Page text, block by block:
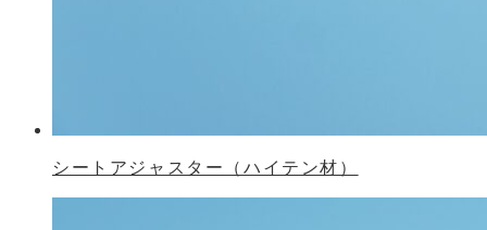
シートアジャスター（ハイテン材）